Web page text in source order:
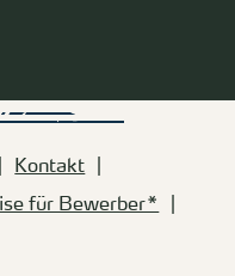
Kontakt
für Bewerber*